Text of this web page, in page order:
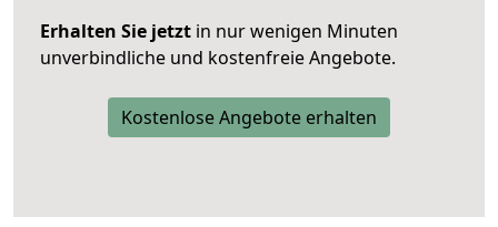
Erhalten Sie jetzt in nur wenigen Minuten
unverbindliche und kostenfreie Angebote.
Kostenlose Angebote erhalten